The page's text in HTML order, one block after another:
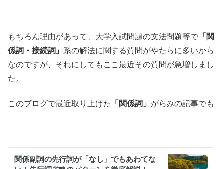
もちろん理由があって、大学入試問題の文法問題等で 「関
係詞・接続詞」 系の解法に関する質問がやたらに多いから
なのですが、それにしてもここ最近その質問が急増しまし
た。
このブログで最近取り上げた 「関係詞」 がらみの記事でも